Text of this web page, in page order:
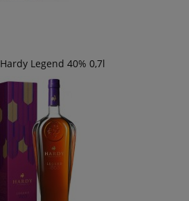
Legend 40% 0,7l